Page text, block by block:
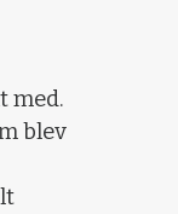
med.
blev